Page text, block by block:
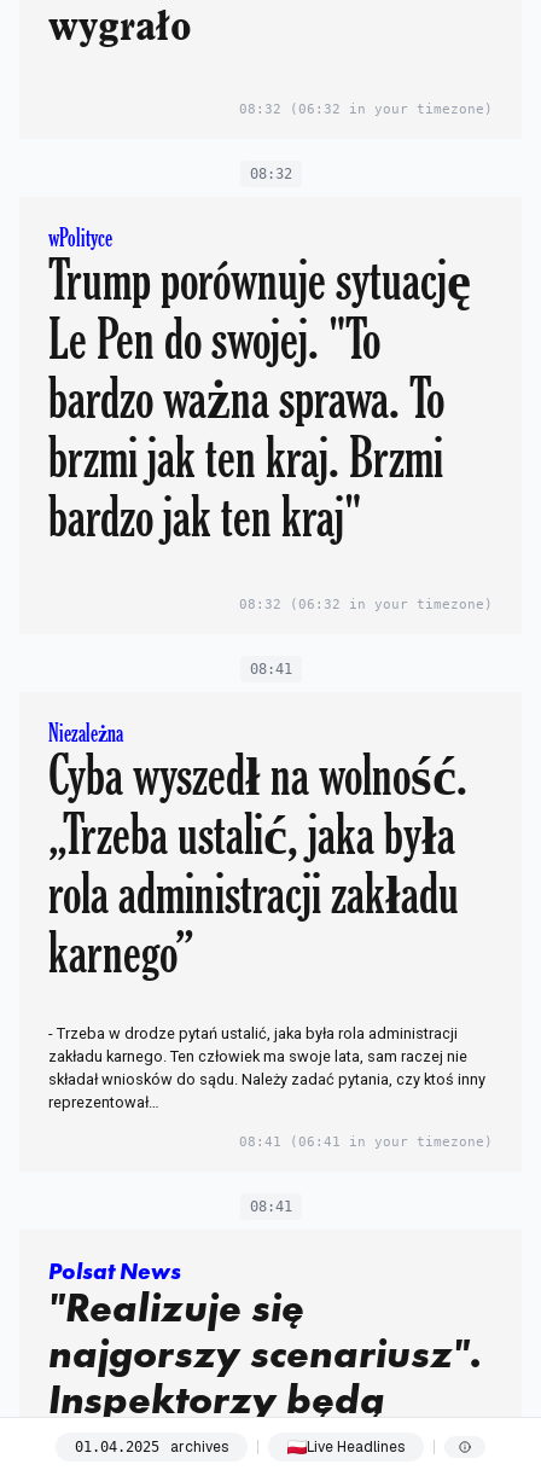
wygrało
08:32 (06:32 in your timezone)
08:32
wPolityce
Trump porównuje sytuację
Le Pen do swojej. "To
bardzo ważna sprawa. To
brzmi jak ten kraj. Brzmi
bardzo jak ten kraj"
08:32 (06:32 in your timezone)
08:41
Niezależna
Cyba wyszedł na wolność.
„Trzeba ustalić, jaka była
rola administracji zakładu
karnego”
- Trzeba w drodze pytań ustalić, jaka była rola administracji
zakładu karnego. Ten człowiek ma swoje lata, sam raczej nie
składał wniosków do sądu. Należy zadać pytania, czy ktoś inny
reprezentował…
08:41 (06:41 in your timezone)
08:41
Polsat News
"Realizuje się
najgorszy scenariusz".
Inspektorzy będą
sprawdzać karty
01.04.2025 archives Live Headlines